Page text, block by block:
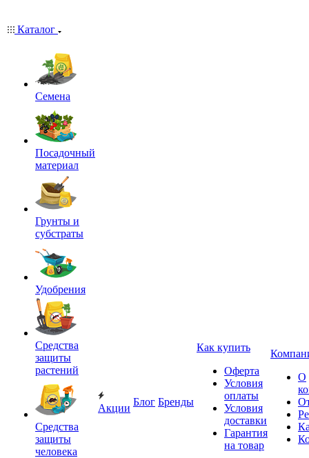
Каталог
Семена
Посадочный
материал
Грунты и
субстраты
Удобрения
Средства
защиты
растений
Средства
защиты
человека
Акции
Блог Бренды
Как купить
Оферта
Условия
оплаты
Условия
доставки
Гарантия
на товар
О